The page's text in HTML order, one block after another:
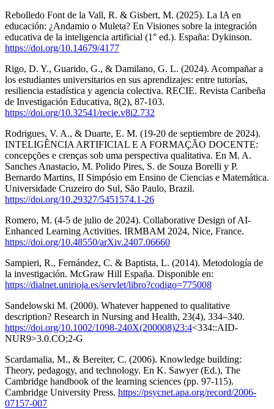
Rebolledo Font de la Vall, R. & Gisbert, M. (2025). La IA en
educación: ¿Andamio o Muleta? En Visiones sobre la integración
educativa de la inteligencia artificial (1° ed.). España: Dykinson.
https://doi.org/10.14679/4177
Rigo, D. Y., Guarido, G., & Damilano, G. L. (2024). Acompañar a
los estudiantes universitarios en sus aprendizajes: entre tutorías,
resiliencia estadística y agencia colectiva. RECIE. Revista Caribeña
de Investigación Educativa, 8(2), 87-103.
https://doi.org/10.32541/recie.v8i2.732
Rodrigues, V. A., & Duarte, E. M. (19-20 de septiembre de 2024).
INTELIGÊNCIA ARTIFICIAL E A FORMAÇÃO DOCENTE:
concepções e crenças sob uma perspectiva qualitativa. En M. A.
Sanches Anastacio, M. Polido Pires, S. de Souza Borelli y P.
Bernardo Martins, II Simpósio em Ensino de Ciencias e Matemática.
Universidade Cruzeiro do Sul, São Paulo, Brazil.
https://doi.org/10.29327/5451574.1-26
Romero, M. (4-5 de julio de 2024). Collaborative Design of AI-
Enhanced Learning Activities. IRMBAM 2024, Nice, France.
https://doi.org/10.48550/arXiv.2407.06660
Sampieri, R., Fernández, C. & Baptista, L. (2014). Metodología de
la investigación. McGraw Hill España. Disponible en:
https://dialnet.unirioja.es/servlet/libro?codigo=775008
Sandelowski M. (2000). Whatever happened to qualitative
description? Research in Nursing and Health, 23(4), 334–340.
https://doi.org/10.1002/1098-240X(200008)23:4<334::AID-
NUR9>3.0.CO;2-G
Scardamalia, M., & Bereiter, C. (2006). Knowledge building:
Theory, pedagogy, and technology. En K. Sawyer (Ed.), The
Cambridge handbook of the learning sciences (pp. 97-115).
Cambridge University Press. https://psycnet.apa.org/record/2006-
07157-007